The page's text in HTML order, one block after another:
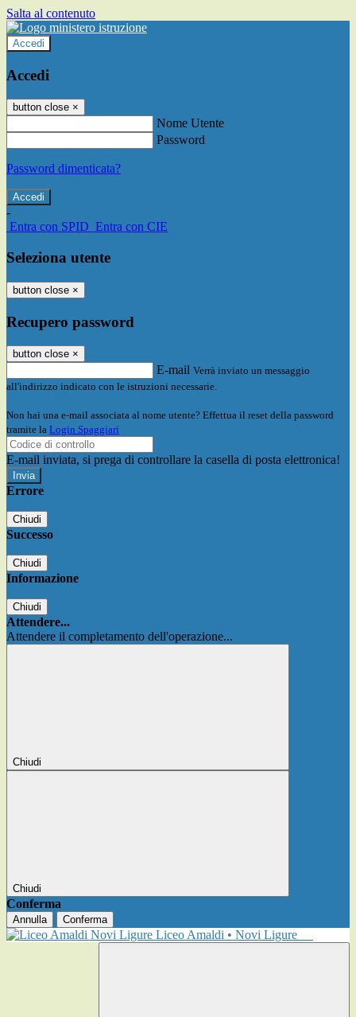
Salta al contenuto
Accedi
Accedi
button close ×
Nome Utente
Password
Password dimenticata?
-
Entra con SPID Entra con CIE
Seleziona utente
button close ×
Recupero password
button close ×
E-mail Verrà inviato un messaggio
all'indirizzo indicato con le istruzioni necessarie.
Non hai una e-mail associata al nome utente? Effettua il reset della password
tramite la Login Spaggiari
E-mail inviata, si prega di controllare la casella di posta elettronica!
Errore
Chiudi
Successo
Chiudi
Informazione
Chiudi
Attendere...
Attendere il completamento dell'operazione...
Chiudi
Chiudi
Conferma
Annulla Conferma
Liceo Amaldi • Novi Ligure